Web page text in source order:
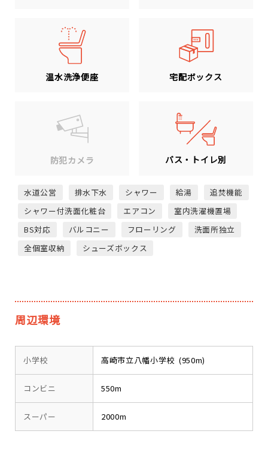
温水洗浄便座 宅配ボックス
防犯カメラ バス・トイレ別
水道公営 排水下水 シャワー 給湯
追焚機能
シャワー付洗面化粧台
エアコン
室内洗濯機置場
BS対応
バルコニー フローリング
洗面所独立
全個室収納
シューズボックス
周辺環境
小学校 高崎市立八幡小学校 (950m)
コンビニ 550m
スーパー 2000m